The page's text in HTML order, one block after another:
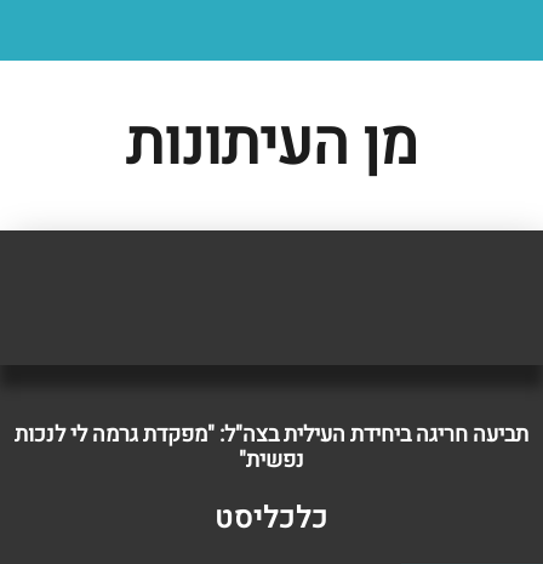
מן העיתונות
תביעה חריגה ביחידת העילית בצה"ל: "מפקדת גרמה לי לנכות
נפשית"
כלכליסט